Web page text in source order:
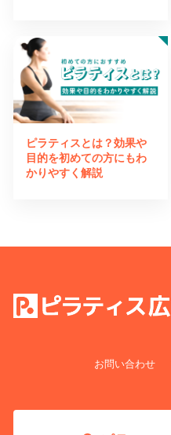
ピラティスとは？効果や
目的を初めての方にもわ
かりやすく解説
お問い合わせ